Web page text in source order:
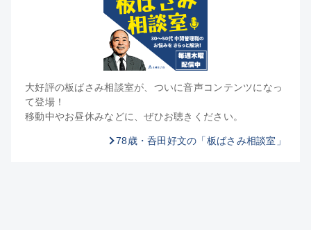
大好評の板ばさみ相談室が、ついに音声コンテンツになっ
て登場！
移動中やお昼休みなどに、ぜひお聴きください。
78歳・呑田好文の「板ばさみ相談室」